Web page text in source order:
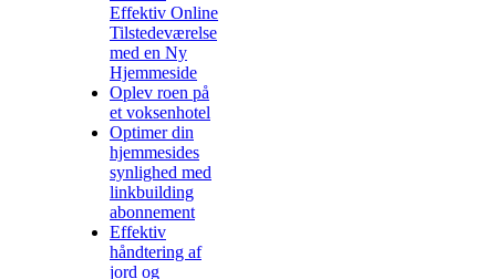
Effektiv Online
Tilstedeværelse
med en Ny
Hjemmeside
Oplev roen på
et voksenhotel
Optimer din
hjemmesides
synlighed med
linkbuilding
abonnement
Effektiv
håndtering af
jord og